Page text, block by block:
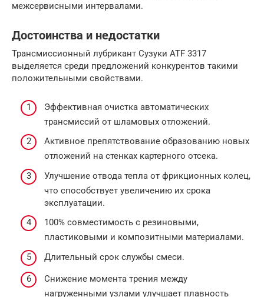
межсервисными интервалами.
Достоинства и недостатки
Трансмиссионный лубрикант Сузуки ATF 3317
выделяется среди предложений конкурентов такими
положительными свойствами.
Эффективная очистка автоматических
трансмиссий от шламовых отложений.
Активное препятствование образованию новых
отложений на стенках картерного отсека.
Улучшение отвода тепла от фрикционных колец,
что способствует увеличению их срока
эксплуатации.
100% совместимость с резиновыми,
пластиковыми и композитными материалами.
Длительный срок службы смеси.
Снижение момента трения между
нагруженными узлами улучшает плавность